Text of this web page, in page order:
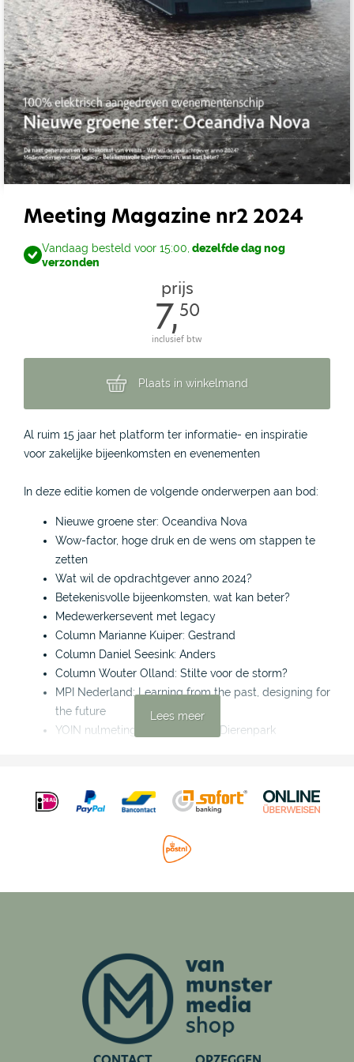
Meeting Magazine nr2 2024
Vandaag besteld voor 15:00, dezelfde dag nog
verzonden
prijs
7,50
inclusief btw
Plaats in winkelmand
Al ruim 15 jaar het platform ter informatie- en inspiratie
voor zakelijke bijeenkomsten en evenementen
In deze editie komen de volgende onderwerpen aan bod:
Nieuwe groene ster: Oceandiva Nova
Wow-factor, hoge druk en de wens om stappen te
zetten
Wat wil de opdrachtgever anno 2024?
Betekenisvolle bijeenkomsten, wat kan beter?
Medewerkersevent met legacy
Column Marianne Kuiper: Gestrand
Column Daniel Seesink: Anders
Column Wouter Olland: Stilte voor de storm?
MPI Nederland: Learning from the past, designing for
the future
YOIN nulmeting bij Ouwehands Dierenpark
MICE Operations: 23 meetinglocaties exploiteren en
Cupbrothers: Herbruikbare totaaloplossing voor cups
en melamineproducten voor events en hospitality
Van Munster Media Factory: One-stop contentfabriek
Lees meer